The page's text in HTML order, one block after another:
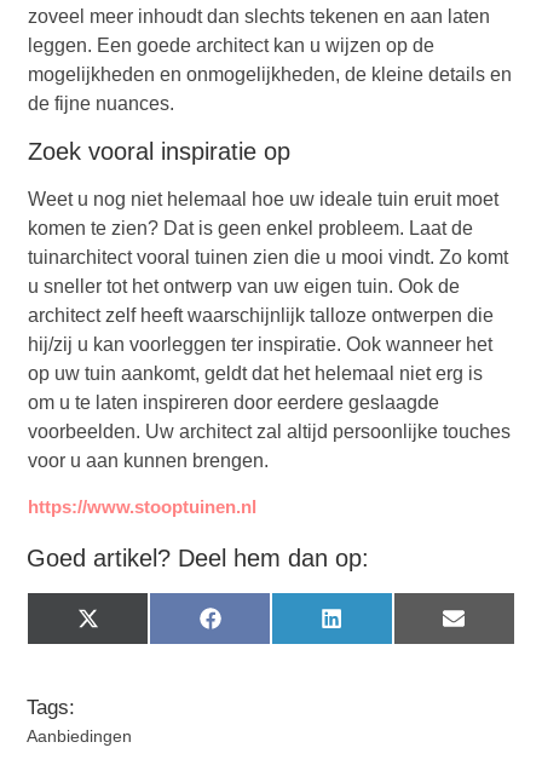
zoveel meer inhoudt dan slechts tekenen en aan laten
leggen. Een goede architect kan u wijzen op de
mogelijkheden en onmogelijkheden, de kleine details en
de fijne nuances.
Zoek vooral inspiratie op
Weet u nog niet helemaal hoe uw ideale tuin eruit moet
komen te zien? Dat is geen enkel probleem. Laat de
tuinarchitect vooral tuinen zien die u mooi vindt. Zo komt
u sneller tot het ontwerp van uw eigen tuin. Ook de
architect zelf heeft waarschijnlijk talloze ontwerpen die
hij/zij u kan voorleggen ter inspiratie. Ook wanneer het
op uw tuin aankomt, geldt dat het helemaal niet erg is
om u te laten inspireren door eerdere geslaagde
voorbeelden. Uw architect zal altijd persoonlijke touches
voor u aan kunnen brengen.
https://www.stooptuinen.nl
Goed artikel? Deel hem dan op:
X
(Twitter)
Facebook LinkedIn Email
Tags:
Aanbiedingen